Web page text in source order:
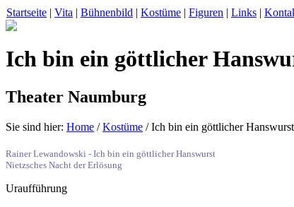
Startseite | Vita | Bühnenbild | Kostüme | Figuren | Links |
Ich bin ein göttlicher
Theater Naumburg
Sie sind hier: Home /Kostüme / Ich bin ein göttlicher Hanswurst
Rainer Lewandowski - Ich bin ein göttlicher Hanswurst
Nietzsches Nacht der Erlösung
Uraufführung